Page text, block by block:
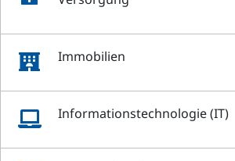
 Immobilien
 Informationstechnologie (IT)